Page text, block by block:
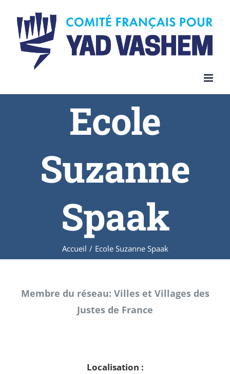
Ecole
Suzanne
Spaak
Accueil / Ecole Suzanne Spaak
Membre du réseau: Villes et Villages des
Justes de France
Localisation :